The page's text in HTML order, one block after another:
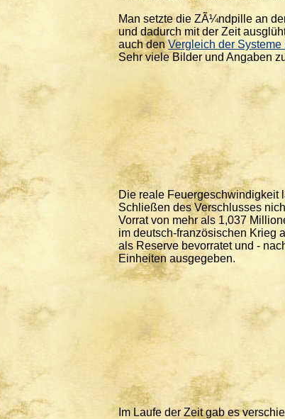
Man setzte die ZÃ¼ndpille an
und dadurch mit der Zeit
auch denVergleich der
Sehr viele Bilder und Angaben
Die reale Feuergeschwindigkeit
Schließen des Verschlusses
Vorrat von mehr als 1,037
im deutsch-französischen Krieg
als Reserve bevorratet und -
Einheiten ausgegeben.
Im Laufe der Zeit gab es